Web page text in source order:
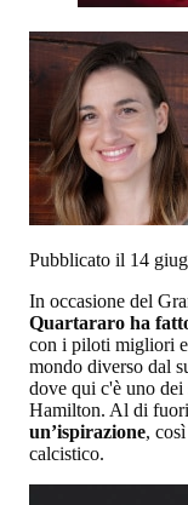
Pubblicato il 14
In occasione del
Quartararo ha
con i piloti migliori
mondo diverso dal
dove qui c'è uno
Hamilton. Al di
un’ispirazione,
calcistico.